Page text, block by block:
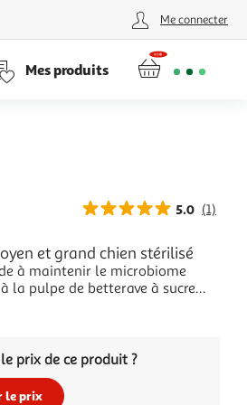
Me connecter
Mes produits
5.0 (1)
et grand chien stérilisé
à maintenir le microbiome
la pulpe de betterave à sucre
intestinal équilibré
digestive, les défenses
prix de ce produit ?
le prix